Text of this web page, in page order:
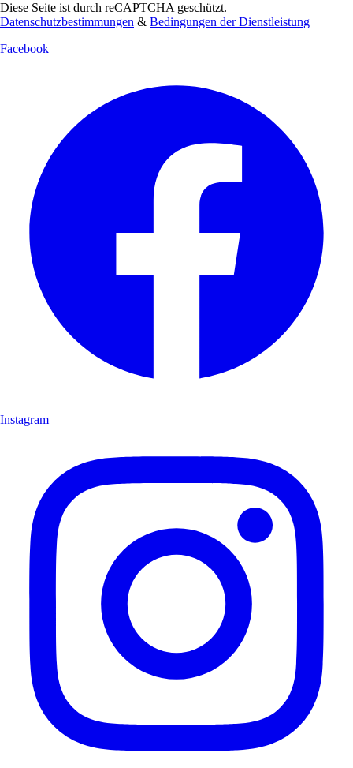
Diese Seite ist durch reCAPTCHA geschützt.
Datenschutzbestimmungen & Bedingungen der Dienstleistung
Facebook
Instagram